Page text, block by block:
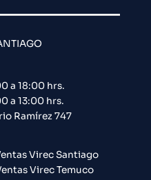
a 18:00 hrs.
a 13:00 hrs.
Ramírez 747​
Virec Santiago
Virec Temuco